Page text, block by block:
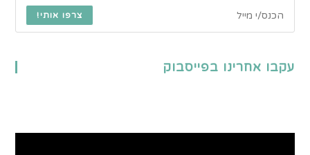
צרפו אותי!
עקבו אחרינו בפייסבוק